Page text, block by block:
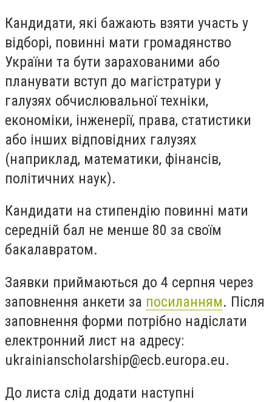
Кандидати, які бажають взяти участь у
відборі, повинні мати громадянство
України та бути зарахованими або
планувати вступ до магістратури у
галузях обчислювальної техніки,
економіки, інженерії, права, статистики
або інших відповідних галузях
(наприклад, математики, фінансів,
політичних наук).
Кандидати на стипендію повинні мати
середній бал не менше 80 за своїм
бакалавратом.
Заявки приймаються до 4 серпня через
заповнення анкети за посиланням. Після
заповнення форми потрібно надіслати
електронний лист на адресу:
ukrainianscholarship@ecb.europa.eu.
До листа слід додати наступні